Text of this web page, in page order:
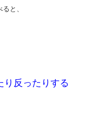
と、
り反ったりする